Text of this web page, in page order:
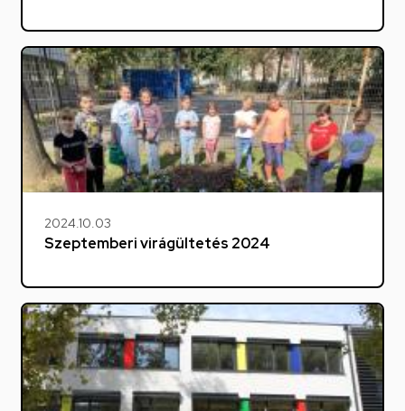
2024.10.03
Szeptemberi virágültetés 2024